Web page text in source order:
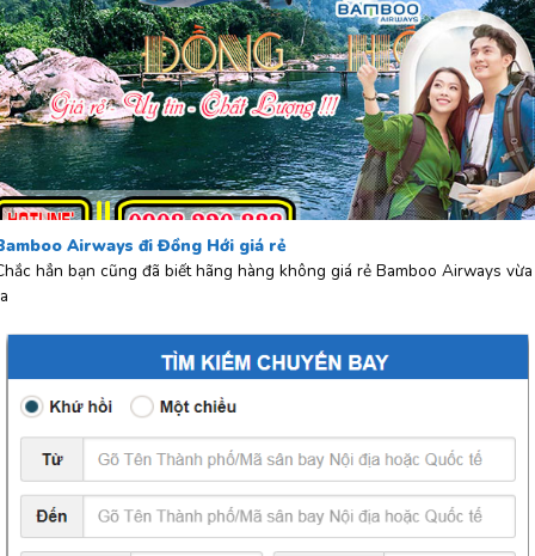
Airways đi Đồng Hới giá rẻ
hẳn bạn cũng đã biết hãng hàng không giá rẻ Bamboo Airways vừa